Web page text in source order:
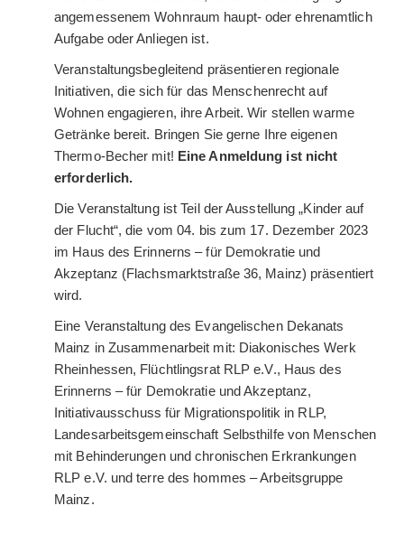
angemessenem Wohnraum haupt- oder ehrenamtlich
Aufgabe oder Anliegen ist.
Veranstaltungsbegleitend präsentieren regionale
Initiativen, die sich für das Menschenrecht auf
Wohnen engagieren, ihre Arbeit. Wir stellen warme
Getränke bereit. Bringen Sie gerne Ihre eigenen
Thermo-Becher mit! Eine Anmeldung ist nicht
erforderlich.
Die Veranstaltung ist Teil der Ausstellung „Kinder auf
der Flucht“, die vom 04. bis zum 17. Dezember 2023
im Haus des Erinnerns – für Demokratie und
Akzeptanz (Flachsmarktstraße 36, Mainz) präsentiert
wird.
Eine Veranstaltung des Evangelischen Dekanats
Mainz in Zusammenarbeit mit: Diakonisches Werk
Rheinhessen, Flüchtlingsrat RLP e.V., Haus des
Erinnerns – für Demokratie und Akzeptanz,
Initiativausschuss für Migrationspolitik in RLP,
Landesarbeitsgemeinschaft Selbsthilfe von Menschen
mit Behinderungen und chronischen Erkrankungen
RLP e.V. und terre des hommes – Arbeitsgruppe
Mainz.